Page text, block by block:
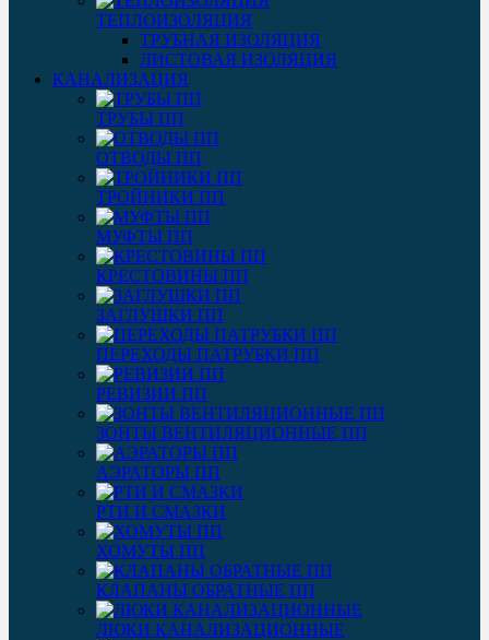
ТЕПЛОИЗОЛЯЦИЯ
ТРУБНАЯ ИЗОЛЯЦИЯ
ЛИСТОВАЯ ИЗОЛЯЦИЯ
КАНАЛИЗАЦИЯ
ТРУБЫ ПП
ОТВОДЫ ПП
ТРОЙНИКИ ПП
МУФТЫ ПП
КРЕСТОВИНЫ ПП
ЗАГЛУШКИ ПП
ПЕРЕХОДЫ ПАТРУБКИ ПП
РЕВИЗИИ ПП
ЗОНТЫ ВЕНТИЛЯЦИОННЫЕ ПП
АЭРАТОРЫ ПП
РТИ И СМАЗКИ
ХОМУТЫ ПП
КЛАПАНЫ ОБРАТНЫЕ ПП
ЛЮКИ КАНАЛИЗАЦИОННЫЕ